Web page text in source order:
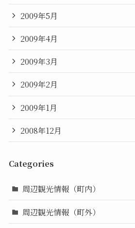
2009年5月
2009年4月
2009年3月
2009年2月
2009年1月
2008年12月
Categories
周辺観光情報（町内）
周辺観光情報（町外）